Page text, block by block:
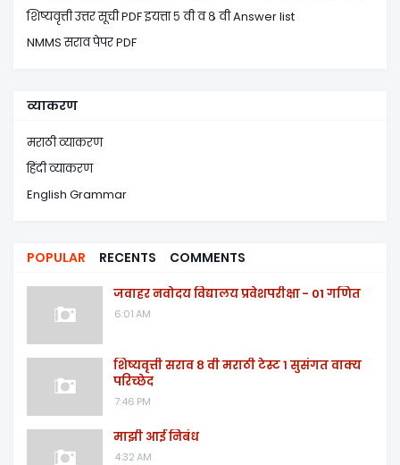
शिष्यवृत्ती उत्तर सूची PDF इयत्ता ५ वी व ८ वी Answer list
NMMS सराव पेपर PDF
व्याकरण
मराठी व्याकरण
हिंदी व्याकरण
English Grammar
POPULAR RECENTS COMMENTS
जवाहर नवोदय विद्यालय प्रवेशपरीक्षा - 01 गणित
6:01 AM
शिष्यवृत्ती सराव ८ वी मराठी टेस्ट १ सुसंगत वाक्य
परिच्छेद
7:46 PM
माझी आई निबंध
4:32 AM